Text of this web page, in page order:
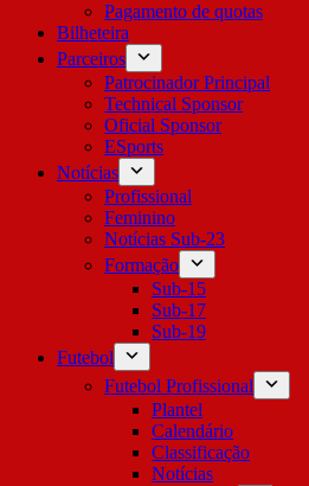
Pagamento de quotas
Bilheteira
Parceiros
Patrocinador Principal
Technical Sponsor
Oficial Sponsor
ESports
Notícias
Profissional
Feminino
Notícias Sub-23
Formação
Sub-15
Sub-17
Sub-19
Futebol
Futebol Profissional
Plantel
Calendário
Classificação
Notícias